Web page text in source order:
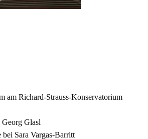
am Richard-Strauss-Konservatorium
Glasl
Sara Vargas-Barritt